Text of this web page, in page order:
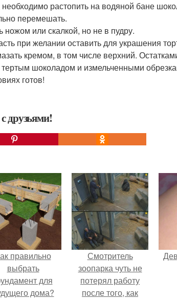
растопить на водяной бане
перемешать.
ножом или скалкой, но не в пудру.
при желании оставить для украшения
кремом, в том числе верхний.
шоколадом и измельченными
готов!
друзьями!
правильно
выбрать
для
дома?
Смотритель
зоопарка чуть не
потерял работу
после того, как